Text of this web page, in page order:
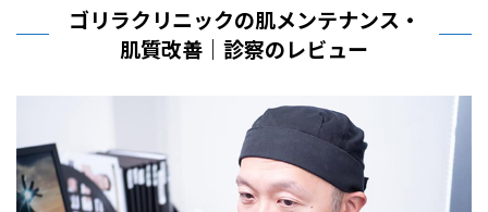
ゴリラクリニックの肌メンテナンス・
肌質改善｜診察のレビュー